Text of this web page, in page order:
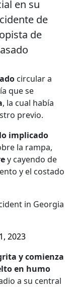
en su
de
de
circular a
que se
, la cual había
previo.
implicado
la rampa,
y cayendo de
y el costado
in Georgia
2023
y comienza
en humo
a su central